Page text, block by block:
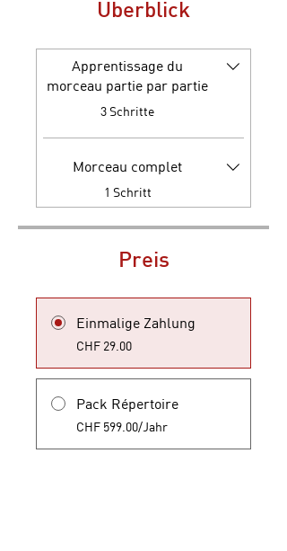
Überblick
Apprentissage du
morceau partie par partie
3 Schritte
Morceau complet
.
1 Schritt
Preis
Einmalige Zahlung
CHF 29.00
Pack Répertoire
CHF 599.00/Jahr